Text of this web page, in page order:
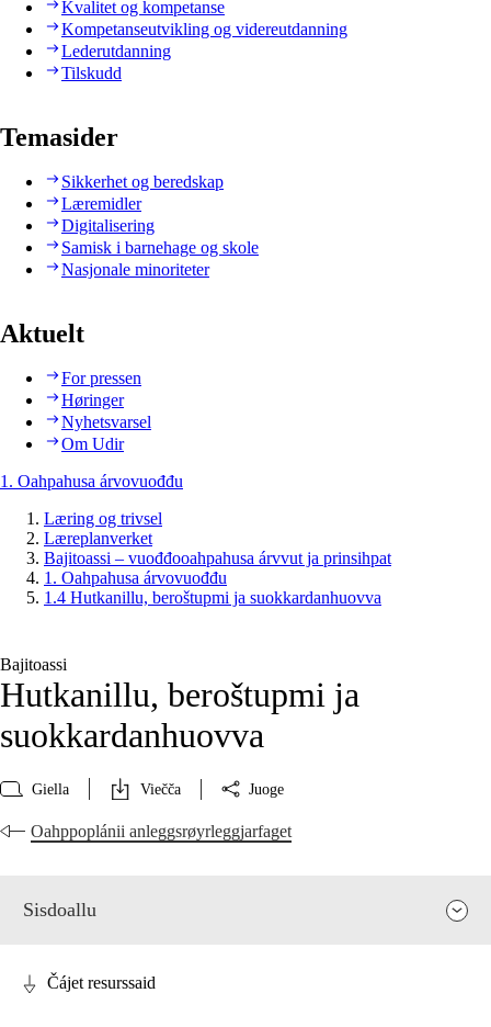
Kvalitet og kompetanse
Kompetanseutvikling og videreutdanning
Lederutdanning
Tilskudd
Temasider
Sikkerhet og beredskap
Læremidler
Digitalisering
Samisk i barnehage og skole
Nasjonale minoriteter
Aktuelt
For pressen
Høringer
Nyhetsvarsel
Om Udir
1. Oahpahusa árvovuođđu
Læring og trivsel
Læreplanverket
Bajitoassi – vuođđooahpahusa árvvut ja prinsihpat
1. Oahpahusa árvovuođđu
1.4 Hutkanillu, beroštupmi ja suokkardanhuovva
Bajitoassi
Hutkanillu, beroštupmi ja
suokkardanhuovva
Giella Viečča Juoge
Oahppoplánii anleggsrøyrleggjarfaget
Sisdoallu
Čájet resurssaid